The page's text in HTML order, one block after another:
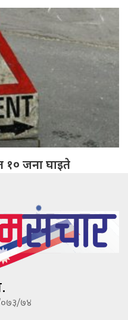
१० जना घाइते
०७३/७४